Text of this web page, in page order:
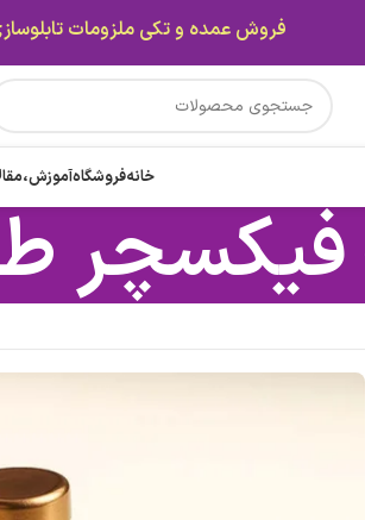
خانهفروشگاه
فیکسچر
فروش عمده و تکی ملزومات